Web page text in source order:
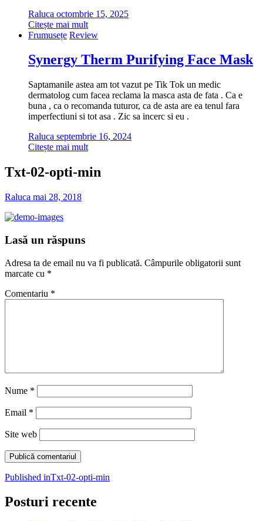
Raluca octombrie 15, 2025
Citește mai mult
Frumusețe Review
Synergy Therm Purifying Face Mask
Saptamanile astea am tot vazut pe Tik Tok un medic
dermatolog cum facea reclama la masca asta de fata . Ca e
buna , ca o recomanda tuturor, ca de asta are ea tenul fara
imperfectiuni si tot asa . Zic sa incerc si eu .
Raluca septembrie 16, 2024
Citește mai mult
Txt-02-opti-min
Raluca mai 28, 2018
Lasă un răspuns
Adresa ta de email nu va fi publicată. Câmpurile obligatorii sunt
marcate cu *
Comentariu *
Nume *
Email *
Site web
Navigare
în
articole
Published inTxt-02-opti-min
Posturi recente